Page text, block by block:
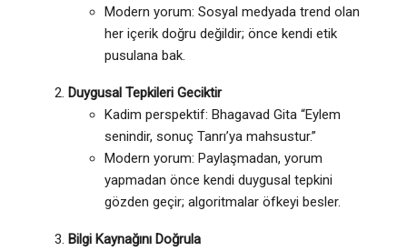
Modern yorum: Sosyal medyada trend olan
her içerik doğru değildir; önce kendi etik
pusulana bak.
Duygusal Tepkileri Geciktir
Kadim perspektif: Bhagavad Gita “Eylem
senindir, sonuç Tanrı’ya mahsustur.”
Modern yorum: Paylaşmadan, yorum
yapmadan önce kendi duygusal tepkini
gözden geçir; algoritmalar öfkeyi besler.
Bilgi Kaynağını Doğrula